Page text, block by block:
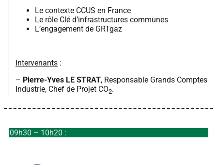
Le contexte CCUS en France
Le rôle Clé d’infrastructures communes
L’engagement de GRTgaz
Intervenants :
– Pierre-Yves LE STRAT, Responsable Grands Comptes
Industrie, Chef de Projet CO2.
09h30 – 10h20 :